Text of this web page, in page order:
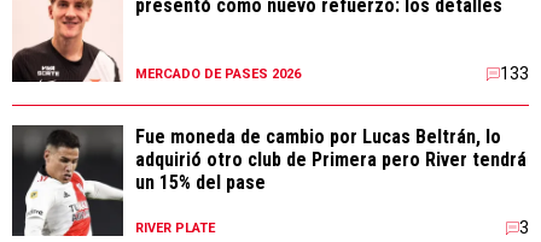
presentó como nuevo refuerzo: los detalles
MERCADO DE PASES 2026 133
Fue moneda de cambio por Lucas Beltrán, lo
adquirió otro club de Primera pero River tendrá
un 15% del pase
RIVER PLATE 3